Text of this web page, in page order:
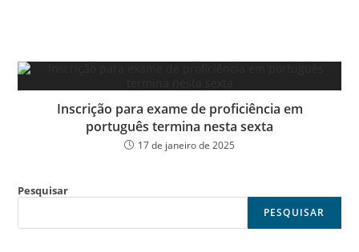
Inscrição para exame de proficiência em
português termina nesta sexta
17 de janeiro de 2025
Pesquisar
PESQUISAR